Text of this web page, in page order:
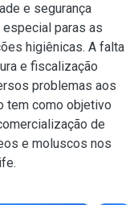
e segurança
especial paras as
higiênicas. A falta
e fiscalização
problemas aos
tem como objetivo
de
e moluscos nos